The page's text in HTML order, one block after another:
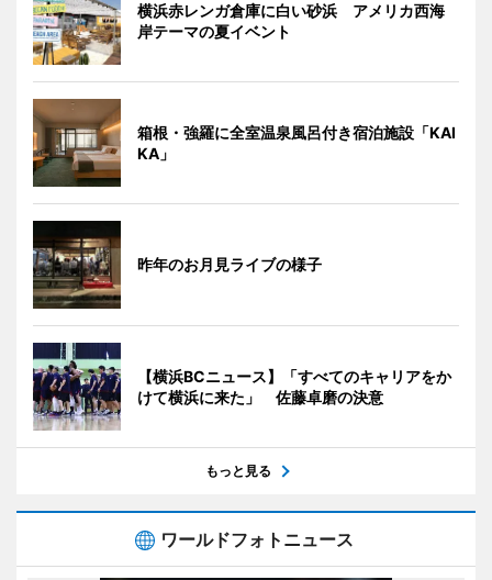
横浜赤レンガ倉庫に白い砂浜 アメリカ西海
岸テーマの夏イベント
箱根・強羅に全室温泉風呂付き宿泊施設「KAI
KA」
昨年のお月見ライブの様子
【横浜BCニュース】「すべてのキャリアをか
けて横浜に来た」 佐藤卓磨の決意
もっと見る
ワールドフォトニュース